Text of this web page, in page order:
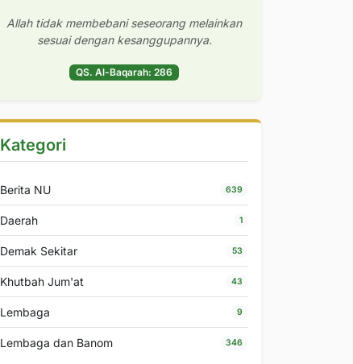
Allah tidak membebani seseorang melainkan
sesuai dengan kesanggupannya.
QS. Al-Baqarah: 286
Kategori
Berita NU 639
Daerah 1
Demak Sekitar 53
Khutbah Jum'at 43
Lembaga 9
Lembaga dan Banom 346